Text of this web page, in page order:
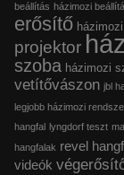
beállítás házimozi
erősítő
projektor
szoba házimozi
vetítővászon jbl
legjobb házimozi
hangfal lyngdorf teszt
hangfalak revel
videók